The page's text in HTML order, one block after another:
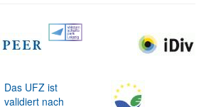
Das UFZ ist
validiert nach